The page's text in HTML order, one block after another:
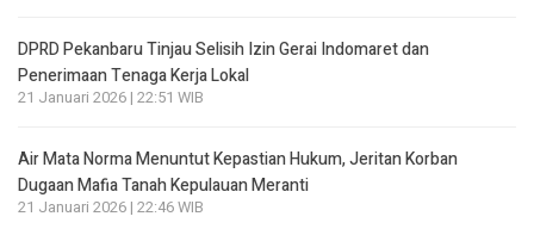
DPRD Pekanbaru Tinjau Selisih Izin Gerai Indomaret dan
Penerimaan Tenaga Kerja Lokal
21 Januari 2026 | 22:51 WIB
Air Mata Norma Menuntut Kepastian Hukum, Jeritan Korban
Dugaan Mafia Tanah Kepulauan Meranti
21 Januari 2026 | 22:46 WIB